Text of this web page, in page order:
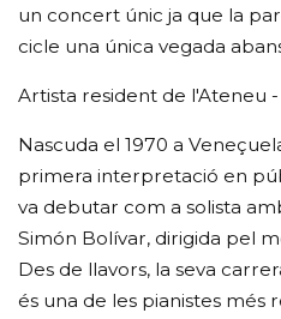
un concert únic ja que la
cicle una única vegada
Artista resident de l'Ateneu -
Nascuda el 1970 a
primera interpretació en
va debutar com a solista
Simón Bolívar, dirigida pel
Des de llavors, la seva
és una de les pianistes